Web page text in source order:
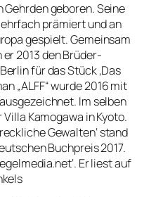
Gehrden geboren. Seine
prämiert und an
gespielt. Gemeinsam
2013 den Brüder-
für das Stück ‚Das
„ALFF“ wurde 2016 mit
Im selben
Kamogawa in Kyoto.
Gewalten‘ stand
Buchpreis 2017.
Er liest auf